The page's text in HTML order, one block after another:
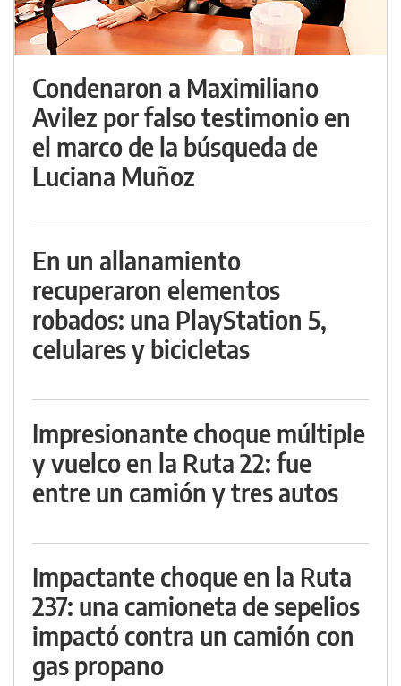
Condenaron a Maximiliano
Avilez por falso testimonio en
el marco de la búsqueda de
Luciana Muñoz
En un allanamiento
recuperaron elementos
robados: una PlayStation 5,
celulares y bicicletas
Impresionante choque múltiple
y vuelco en la Ruta 22: fue
entre un camión y tres autos
Impactante choque en la Ruta
237: una camioneta de sepelios
impactó contra un camión con
gas propano